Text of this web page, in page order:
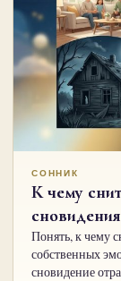
СОННИК
К чему
сновидения
Понять, к чему
собственных
сновидение